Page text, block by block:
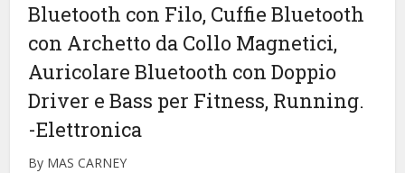
Bluetooth con Filo, Cuffie Bluetooth
con Archetto da Collo Magnetici,
Auricolare Bluetooth con Doppio
Driver e Bass per Fitness, Running.
-Elettronica
By MAS CARNEY